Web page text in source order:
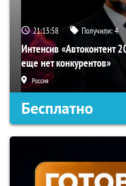
21:13:57 Получили:4
Интенсив «Автоконтент
еще нет конкурентов»
Россия
Бесплатно